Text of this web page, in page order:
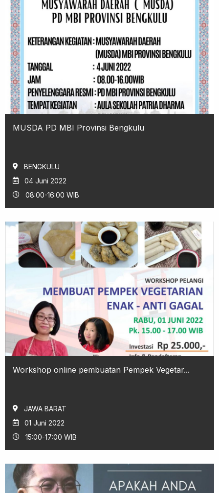
MUSDA PD MBI Provinsi Bengkulu
BENGKULU
04 Juni 2022
08:00-16:00 WIB
Workshop online pembuatan Pempek Vegetar...
JAWA BARAT
01 Juni 2022
15:00-17:00 WIB